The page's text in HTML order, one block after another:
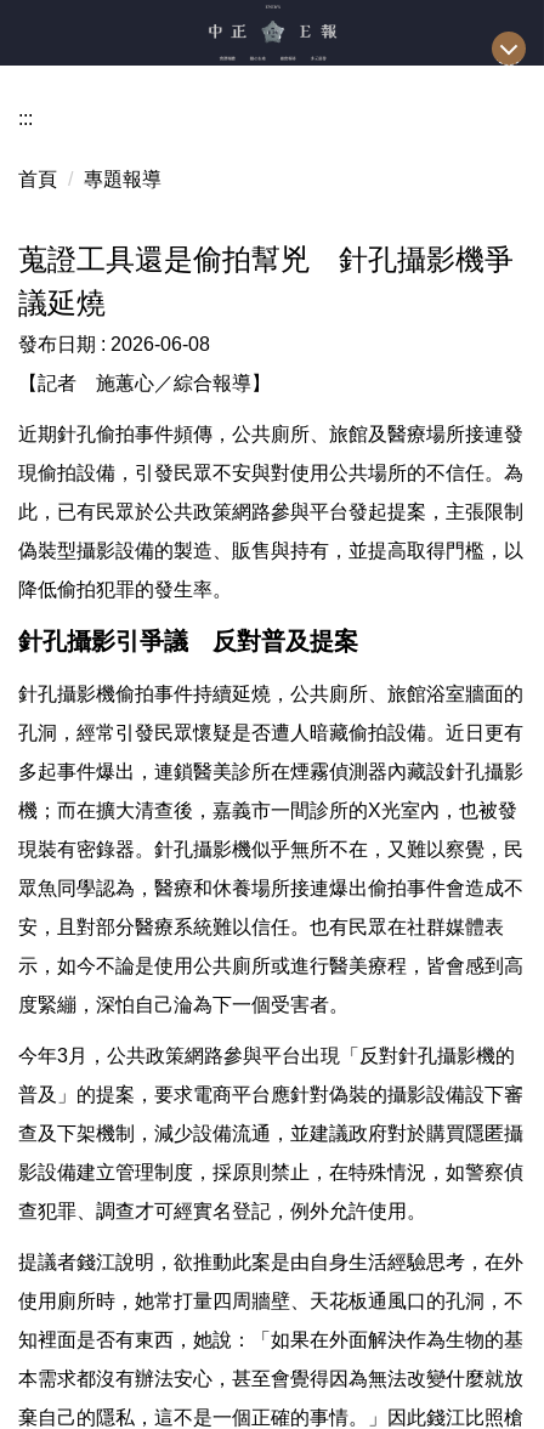
區
:::
首頁 專題報導
蒐證工具還是偷拍幫兇 針孔攝影機爭
議延燒
發布日期 : 2026-06-08
【記者 施蕙心／綜合報導】
近期針孔偷拍事件頻傳，公共廁所、旅館及醫療場所接連發
現偷拍設備，引發民眾不安與對使用公共場所的不信任。為
此，已有民眾於公共政策網路參與平台發起提案，主張限制
偽裝型攝影設備的製造、販售與持有，並提高取得門檻，以
降低偷拍犯罪的發生率。
針孔攝影引爭議 反對普及提案
針孔攝影機偷拍事件持續延燒，公共廁所、旅館浴室牆面的
孔洞，經常引發民眾懷疑是否遭人暗藏偷拍設備。近日更有
多起事件爆出，連鎖醫美診所在煙霧偵測器內藏設針孔攝影
機；而在擴大清查後，嘉義市一間診所的X光室內，也被發
現裝有密錄器。針孔攝影機似乎無所不在，又難以察覺，民
眾魚同學認為，醫療和休養場所接連爆出偷拍事件會造成不
安，且對部分醫療系統難以信任。也有民眾在社群媒體表
示，如今不論是使用公共廁所或進行醫美療程，皆會感到高
度緊繃，深怕自己淪為下一個受害者。
今年3月，公共政策網路參與平台出現「反對針孔攝影機的
普及」的提案，要求電商平台應針對偽裝的攝影設備設下審
查及下架機制，減少設備流通，並建議政府對於購買隱匿攝
影設備建立管理制度，採原則禁止，在特殊情況，如警察偵
查犯罪、調查才可經實名登記，例外允許使用。
提議者錢江說明，欲推動此案是由自身生活經驗思考，在外
使用廁所時，她常打量四周牆壁、天花板通風口的孔洞，不
知裡面是否有東西，她說：「如果在外面解決作為生物的基
本需求都沒有辦法安心，甚至會覺得因為無法改變什麼就放
棄自己的隱私，這不是一個正確的事情。」因此錢江比照槍